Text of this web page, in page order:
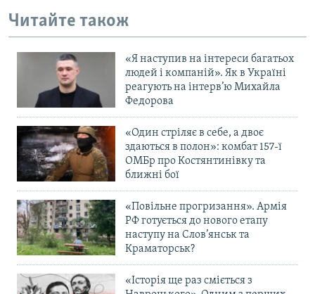
Читайте також
«Я наступив на інтереси багатьох
людей і компаній». Як в Україні
реагують на інтерв’ю Михайла
Федорова
«Один стріляє в себе, а двоє
здаються в полон»: комбат 157-ї
ОМБр про Костянтинівку та
ближні бої
«Повільне прогризання». Армія
РФ готується до нового етапу
наступу на Слов’янськ та
Краматорськ?
«Історія ще раз сміється з